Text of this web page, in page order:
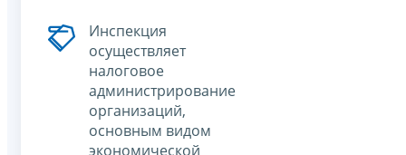
Инспекция
осуществляет
налоговое
администрирование
организаций,
основным видом
экономической